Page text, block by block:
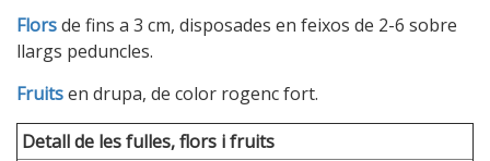
Florsde fins a 3 cm, disposades en feixos de 2-6 sobre
llargs peduncles.
Fruitsen drupa, de color rogenc fort.
Detall de les fulles, flors i fruits